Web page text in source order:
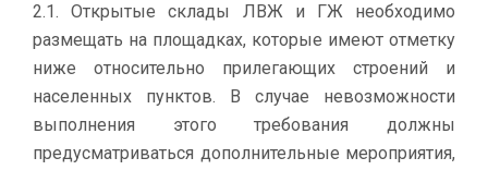
2.1. Открытые склады ЛВЖ и ГЖ необходимо
размещать на площадках, которые имеют отметку
ниже относительно прилегающих строений и
населенных пунктов. В случае невозможности
выполнения этого требования должны
предусматриваться дополнительные мероприятия,